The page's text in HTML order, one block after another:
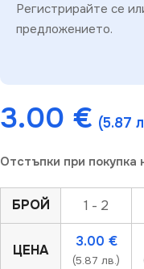
Регистрирайте се
предложението.
3.00 € (5.87
Отстъпки при покупка
БРОЙ 1 - 2
ЦЕНА
3.00 €
(5.87 лв.)